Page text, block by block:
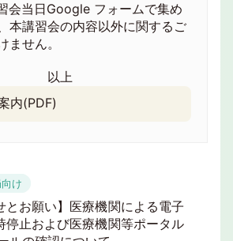
会当日Google フォームで集め
本講習会の内容以外に関するご
ません。
内(PDF)
け
とお願い】医療機関による電子
停止および医療機関等ポータル